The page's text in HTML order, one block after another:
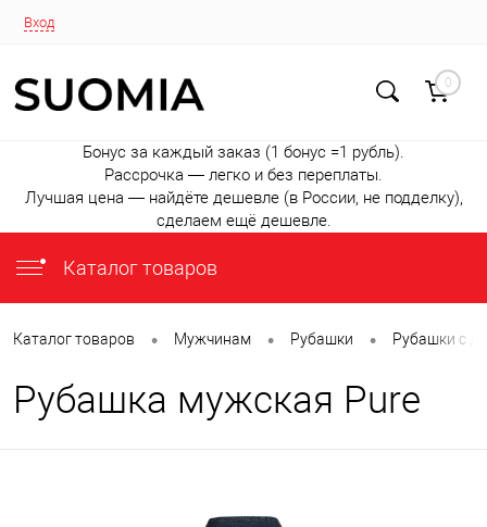
Вход
0
Бонус за каждый заказ (1 бонус =1 рубль).
Рассрочка — легко и без переплаты.
Лучшая цена — найдёте дешевле (в России, не подделку),
сделаем ещё дешевле.
Каталог товаров
Каталог товаров • Мужчинам • Рубашки • Рубашки с
Рубашка мужская Pure